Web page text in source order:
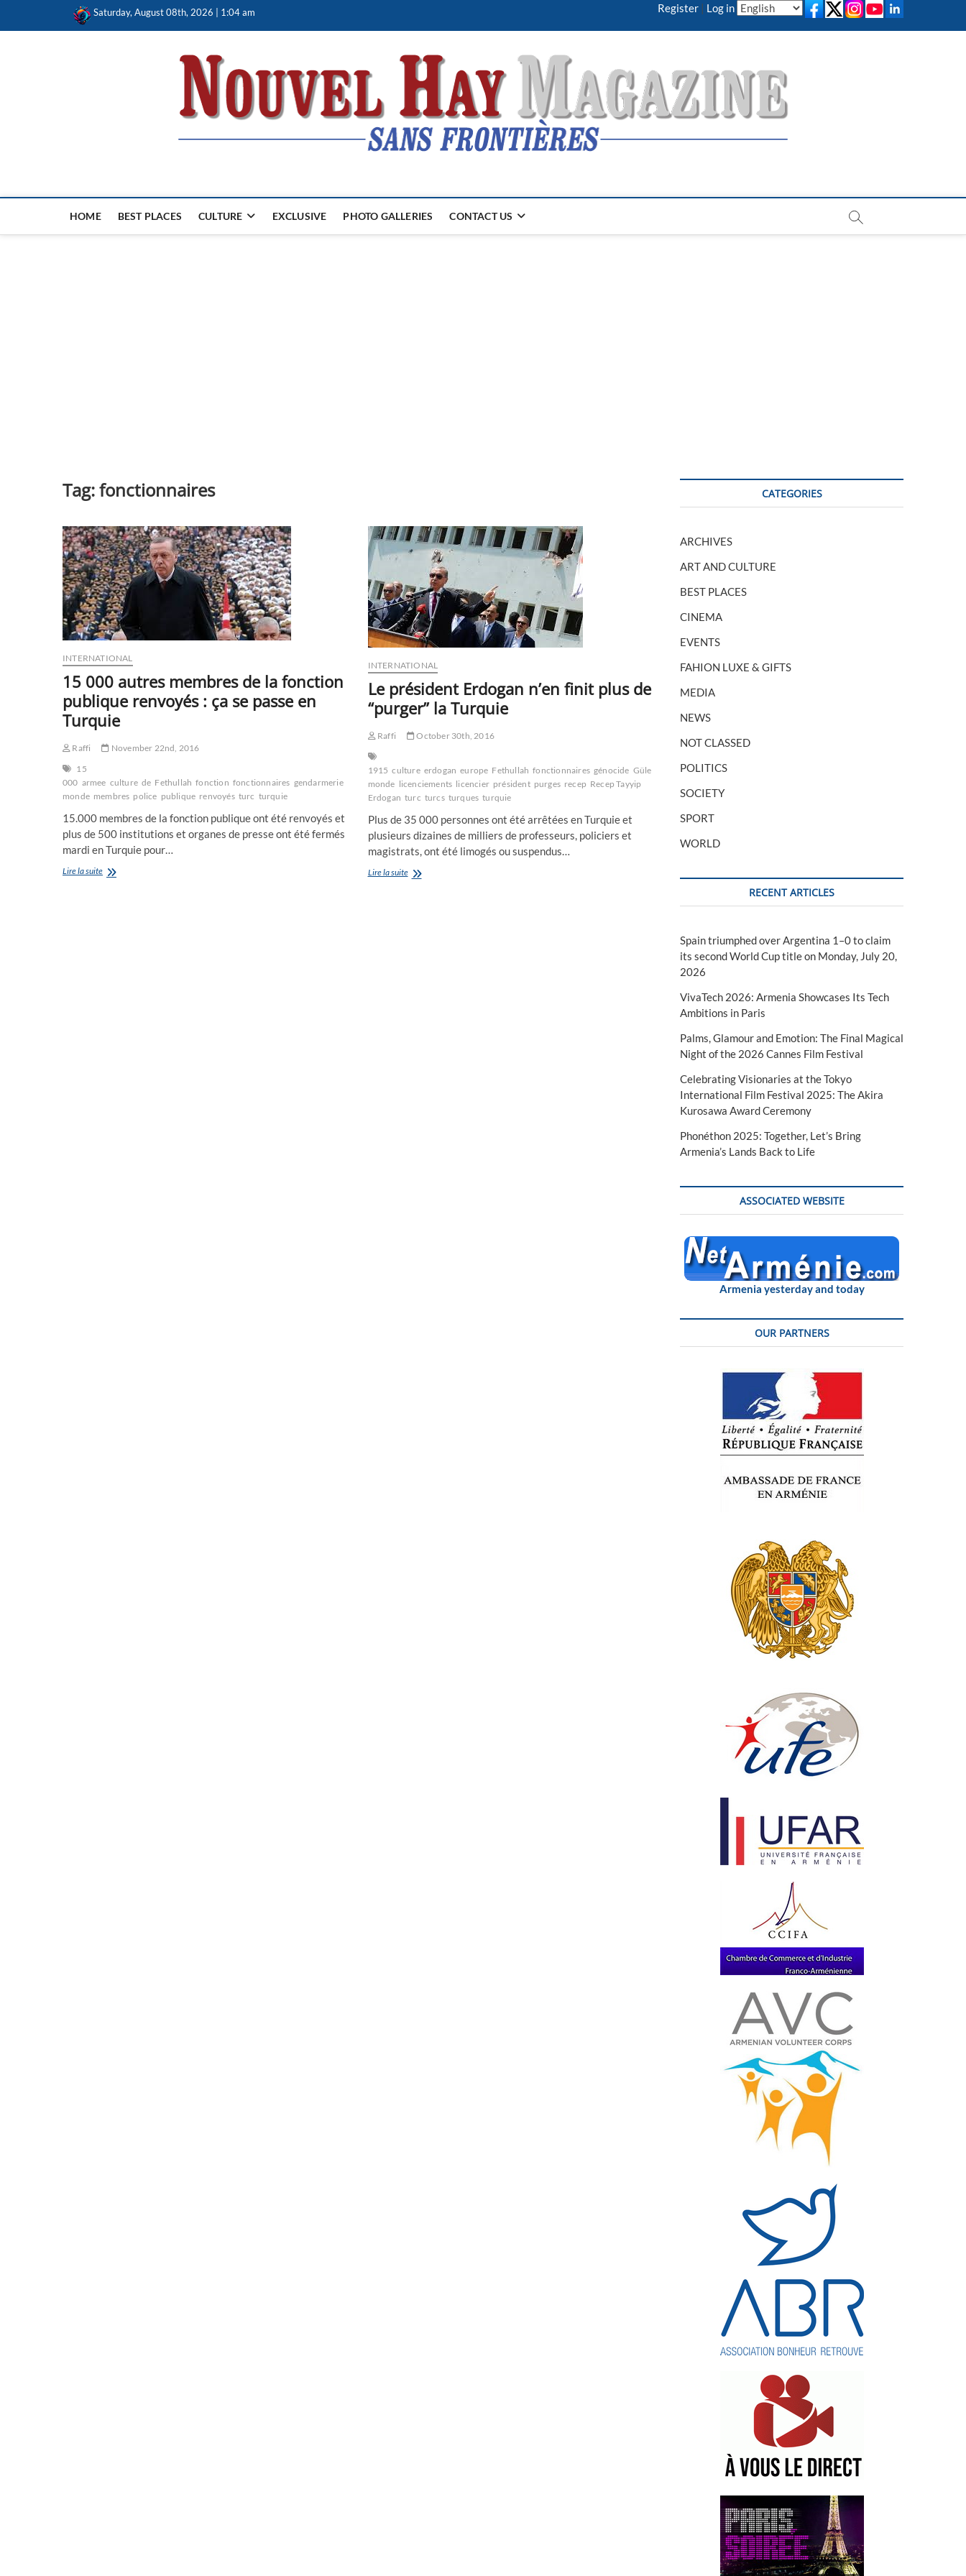
Saturday, August 08th, 2026 | 1:04 am Register | Log in
HOME BEST PLACES CULTURE EXCLUSIVE PHOTO GALLERIES CONTACT US
Tag:fonctionnaires
INTERNATIONAL
15 000 autres membres de la fonction
publique renvoyés : ça se passe en
Turquie
Raffi
November 22nd, 2016
15
000 armee culture de Fethullah fonction fonctionnaires gendarmerie Gülen LA le
monde membres police publique renvoyés turc turquie
15.000 membres de la fonction publique ont été renvoyés et
plus de 500 institutions et organes de presse ont été fermés
mardi en Turquie pour…
Lire la suite15
INTERNATIONAL
Le président Erdogan n’en finit plus de
“purger” la Turquie
Raffi October 30th, 2016
1915 culture erdogan europe Fethullah fonctionnaires génocide Gülen
monde licenciements licencier président purges recep Recep Tayyip
Erdogan turc turcs turques turquie
Plus de 35 000 personnes ont été arrêtées en Turquie et
plusieurs dizaines de milliers de professeurs, policiers et
magistrats, ont été limogés ou suspendus…
Lire la suiteLe
CATEGORIES
ARCHIVES
ART AND CULTURE
BEST PLACES
CINEMA
EVENTS
FAHION LUXE & GIFTS
MEDIA
NEWS
NOT CLASSED
POLITICS
SOCIETY
SPORT
WORLD
RECENT ARTICLES
Spain triumphed over Argentina 1–0 to claim
its second World Cup title on Monday, July 20,
2026
VivaTech 2026: Armenia Showcases Its Tech
Ambitions in Paris
Palms, Glamour and Emotion: The Final Magical
Night of the 2026 Cannes Film Festival
Celebrating Visionaries at the Tokyo
International Film Festival 2025: The Akira
Kurosawa Award Ceremony
Phonéthon 2025: Together, Let’s Bring
Armenia’s Lands Back to Life
ASSOCIATED WEBSITE
Armenia yesterday and today
OUR PARTNERS